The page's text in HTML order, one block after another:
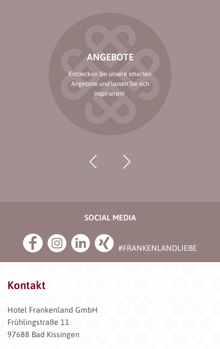
ANGEBOTE
Entdecken Sie unsere smarten
Angebote und lassen Sie sich
inspirieren!
SOCIAL MEDIA
#FRANKENLANDLIEBE
Kontakt
Hotel Frankenland GmbH
Frühlingstraße 11
97688 Bad Kissingen